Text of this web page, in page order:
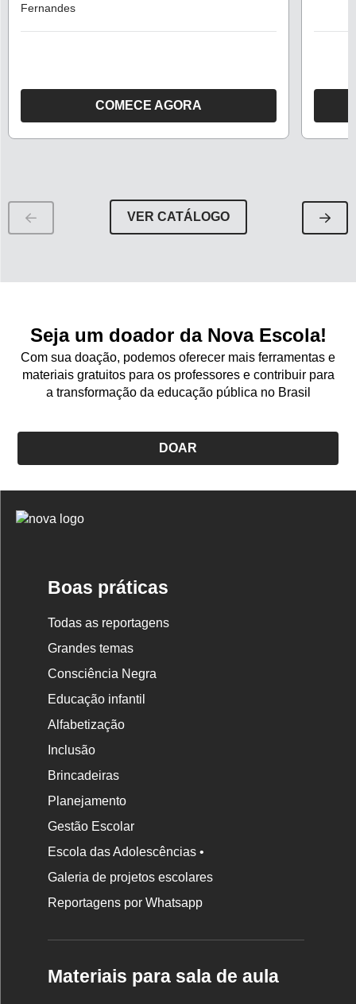
PARA
APRENDIZAGEM
Fernandes
COMECE AGORA
CURSO
O
MATERIAL
ESTADUAL
DE
ALFABETIZAÇÃO
COMO
PARA
VER CATÁLOGO
Seja um doador da Nova Escola!
Com sua doação, podemos oferecer mais ferramentas e
materiais gratuitos para os professores e contribuir para
a transformação da educação pública no Brasil
DOAR
Logo
Boas práticas
Todas as reportagens
Grandes temas
Consciência Negra
Educação infantil
Alfabetização
Inclusão
Brincadeiras
Planejamento
Gestão Escolar
Escola das Adolescências •
Galeria de projetos escolares
Reportagens por Whatsapp
Materiais para sala de aula